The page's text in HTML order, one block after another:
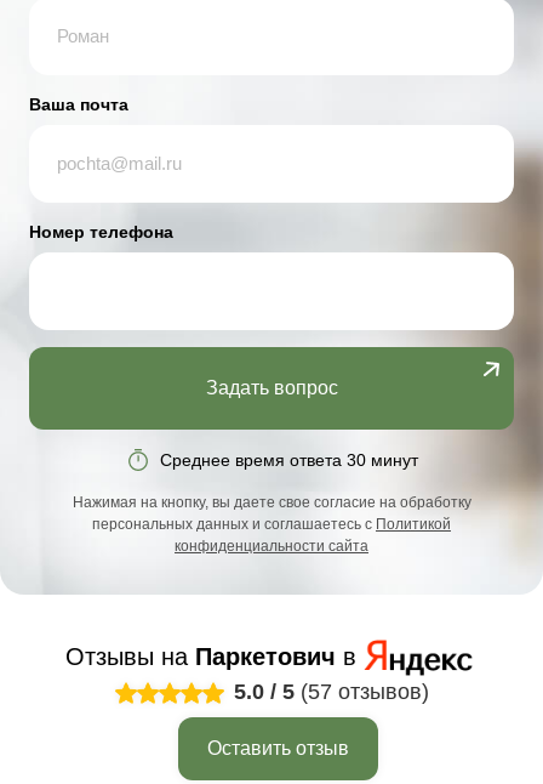
Ваша почта
Номер телефона
Задать вопрос
Среднее время ответа 30 минут
Нажимая на кнопку, вы даете свое согласие на обработку
персональных данных и соглашаетесь с Политикой
конфиденциальности сайта
Отзывы на Паркетович в
5.0 / 5 (57 отзывов)
Оставить отзыв